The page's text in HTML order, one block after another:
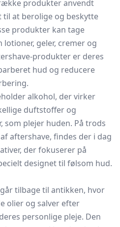
produkter anvendt
at berolige og beskytte
produkter kan tage
geler, cremer og
produkter er deres
hud og reducere
alkohol, der virker
duftstoffer og
som plejer huden. På trods
aftershave, findes der i dag
der fokuserer på
designet til følsom hud.
tilbage til antikken, hvor
olier og salver efter
personlige pleje. Den